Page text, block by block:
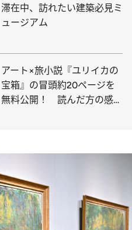
滞在中、訪れたい建築必見ミ
ュージアム
アート×旅小説『ユリイカの
宝箱』の冒頭約20ページを
無料公開！ 読んだ方の感想